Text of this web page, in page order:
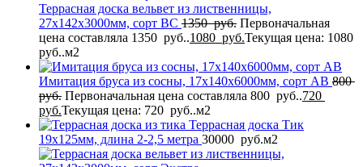
Террасная доска вельвет из лиственницы,
27x142x3000мм, сорт BC 1350руб. Первоначальная
цена составляла 1350 руб..1080 руб.Текущая цена: 1080
руб..м2
Имитация бруса из сосны, 17x140x6000мм, сорт AB 800
руб. Первоначальная цена составляла 800 руб..720
руб.Текущая цена: 720 руб..м2
Террасная доска Тик
19x125мм, длина 2-2,5 метра 30000 руб.м2